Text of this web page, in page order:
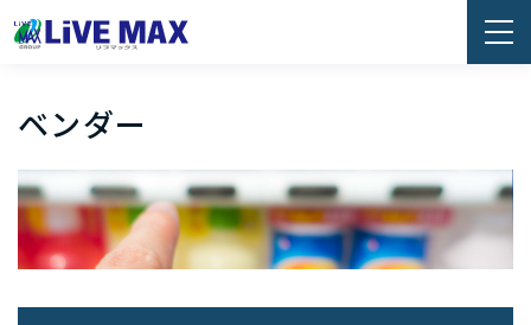
ベンダー